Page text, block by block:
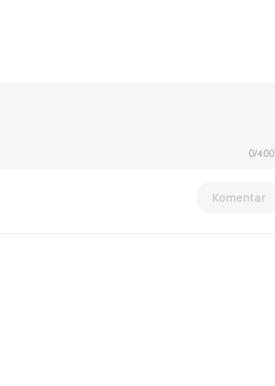
0/400
Komentar